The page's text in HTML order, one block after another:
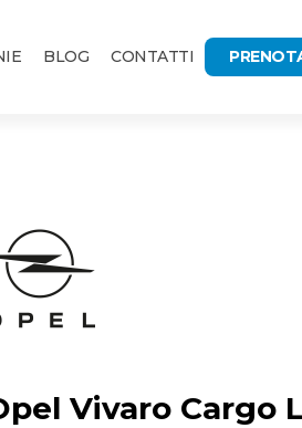
BLOG CONTATTI
Vivaro Cargo